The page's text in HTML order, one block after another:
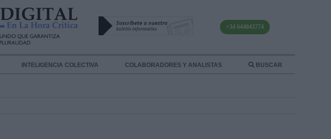
+34 644043774
INTELIGENCIA COLECTIVA COLABORADORES Y ANALISTAS BUSCAR